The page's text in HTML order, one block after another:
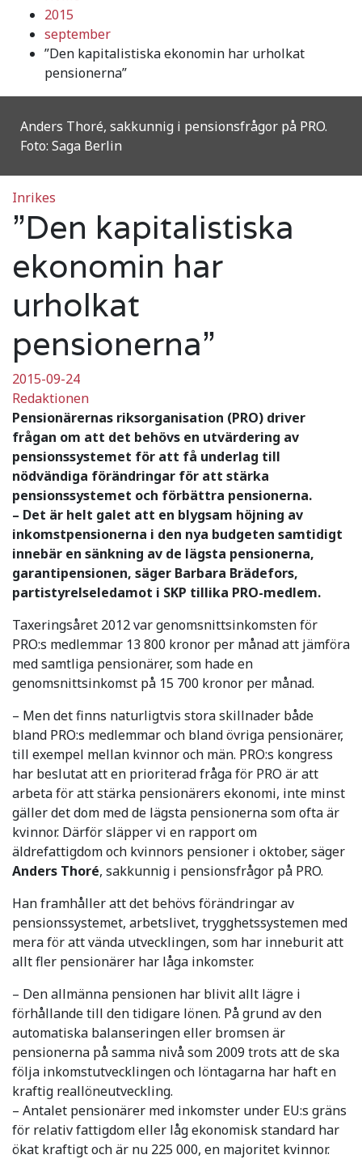
2015
september
”Den kapitalistiska ekonomin har urholkat
pensionerna”
Anders Thoré, sakkunnig i pensionsfrågor på PRO.
Foto: Saga Berlin
Inrikes
”Den kapitalistiska
ekonomin har
urholkat
pensionerna”
2015-09-24
Redaktionen
Pensionärernas riksorganisation (PRO) driver
frågan om att det behövs en utvärdering av
pensionssystemet för att få underlag till
nödvändiga förändringar för att stärka
pensionssystemet och förbättra pensionerna.
– Det är helt galet att en blygsam höjning av
inkomstpensionerna i den nya budgeten samtidigt
innebär en sänkning av de lägsta pensionerna,
garantipensionen, säger Barbara Brädefors,
partistyrelseledamot i SKP tillika PRO-medlem.
Taxeringsåret 2012 var genomsnittsinkomsten för
PRO:s medlemmar 13 800 kronor per månad att jämföra
med samtliga pensionärer, som hade en
genomsnittsinkomst på 15 700 kronor per månad.
– Men det finns naturligtvis stora skillnader både
bland PRO:s medlemmar och bland övriga pensionärer,
till exempel mellan kvinnor och män. PRO:s kongress
har beslutat att en prioriterad fråga för PRO är att
arbeta för att stärka pensionärers ekonomi, inte minst
gäller det dom med de lägsta pensionerna som ofta är
kvinnor. Därför släpper vi en rapport om
äldrefattigdom och kvinnors pensioner i oktober, säger
Anders Thoré, sakkunnig i pensionsfrågor på PRO.
Han framhåller att det behövs förändringar av
pensionssystemet, arbetslivet, trygghetssystemen med
mera för att vända utvecklingen, som har inneburit att
allt fler pensionärer har låga inkomster.
– Den allmänna pensionen har blivit allt lägre i
förhållande till den tidigare lönen. På grund av den
automatiska balanseringen eller bromsen är
pensionerna på samma nivå som 2009 trots att de ska
följa inkomstutvecklingen och löntagarna har haft en
kraftig reallöneutveckling.
– Antalet pensionärer med inkomster under EU:s gräns
för relativ fattigdom eller låg ekonomisk standard har
ökat kraftigt och är nu 225 000, en majoritet kvinnor.